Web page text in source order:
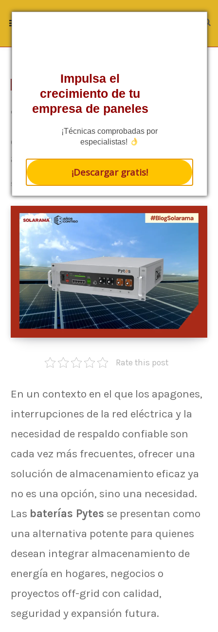
Impulsa el
crecimiento de tu
empresa de paneles
¡Técnicas comprobadas por
especialistas!
¡Descargar gratis!
¿Por qué escoger las baterías
Pytes? Soluciones avanzadas y
escalables para el
almacenamiento de energía
5 MINS READ RATE THIS POST
Rate this post
En un contexto en el que los apagones,
interrupciones de la red eléctrica y la
necesidad de respaldo confiable son
cada vez más frecuentes, ofrecer una
solución de almacenamiento eficaz ya
no es una opción, sino una necesidad.
Las baterías Pytes se presentan como
una alternativa potente para quienes
desean integrar almacenamiento de
energía en hogares, negocios o
proyectos off-grid con calidad,
seguridad y expansión futura.